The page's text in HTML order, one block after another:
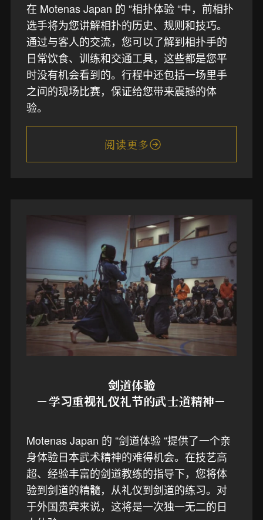
在 Motenas Japan 的 “相扑体验 “中，前相扑
选手将为您讲解相扑的历史、规则和技巧。
通过与客人的交流，您可以了解到相扑手的
日常饮食、训练和交通工具，这些都是您平
时没有机会看到的。行程中还包括一场里手
之间的现场比赛，保证给您带来震撼的体
验。
阅读更多
剑道体验
－学习重视礼仪礼节的武士道精神－
Motenas Japan 的 “剑道体验 “提供了一个亲
身体验日本武术精神的难得机会。在技艺高
超、经验丰富的剑道教练的指导下，您将体
验到剑道的精髓，从礼仪到剑道的练习。对
于外国贵宾来说，这将是一次独一无二的日